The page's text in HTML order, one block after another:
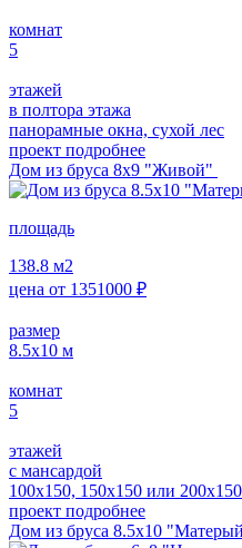
комнат
5
этажей
в полтора этажа
панорамные окна, сухой лес
проект подробнее
Дом из бруса 8х9 "Живой"
площадь
138.8 м2
цена от 1351000 ₽
размер
8.5х10 м
комнат
5
этажей
с мансардой
100х150, 150х150 или 200х150
проект подробнее
Дом из бруса 8.5х10